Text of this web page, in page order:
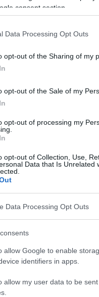
consent section.
Data Processing Opt Outs
opt-out of the Sharing of my
opt-out of the Sale of my
opt-out of processing my
opt-out of Collection, Use,
Data that Is Unrelated
Data Processing Opt Outs
allow Google to enable
identifiers in apps.
allow my user data to be
les plus exposés.
entrepris des
ducentre médical de
un panel de
un patient
Si elle n'est
il est si important que
des médecins dès
Il n'est généralement